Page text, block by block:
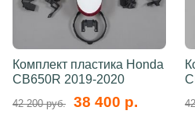
Комплект пластика Honda
CB650R 2019-2020
42 200 руб. 38 400 р.